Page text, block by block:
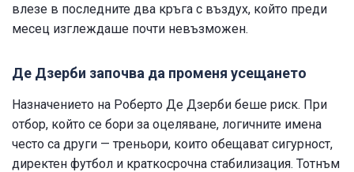
влезе в последните два кръга с въздух, който преди
месец изглеждаше почти невъзможен.
Де Дзерби започва да променя усещането
Назначението на Роберто Де Дзерби беше риск. При
отбор, който се бори за оцеляване, логичните имена
често са други — треньори, които обещават сигурност,
директен футбол и краткосрочна стабилизация. Тотнъм